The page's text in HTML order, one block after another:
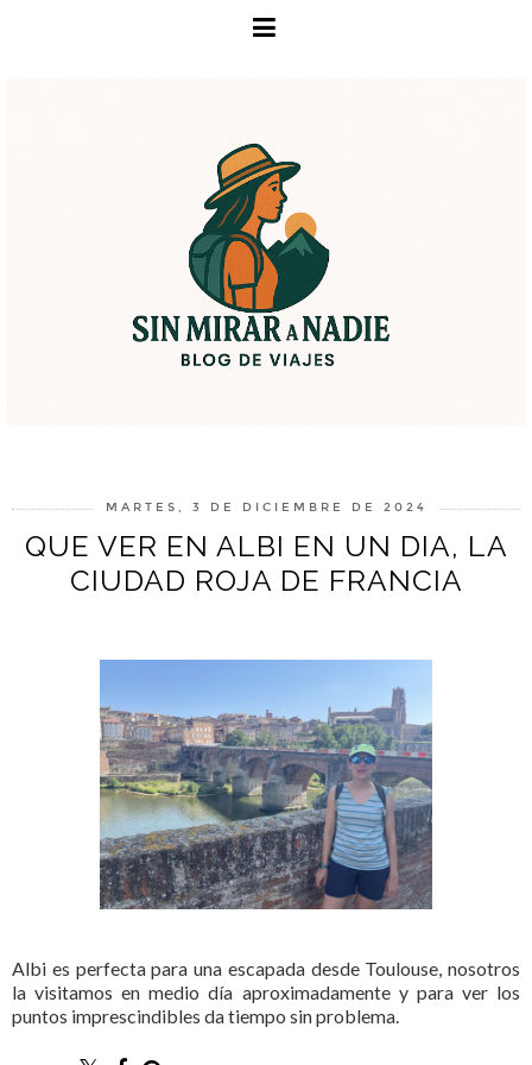
MARTES, 3 DE DICIEMBRE DE 2024
QUE VER EN ALBI EN UN DIA, LA
CIUDAD ROJA DE FRANCIA
Albi es perfecta para una escapada desde Toulouse, nosotros
la visitamos en medio día aproximadamente y para ver los
puntos imprescindibles da tiempo sin problema.